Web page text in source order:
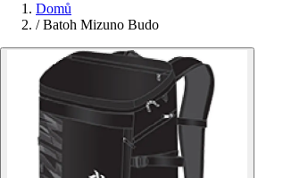
Domů
/ Batoh Mizuno Budo